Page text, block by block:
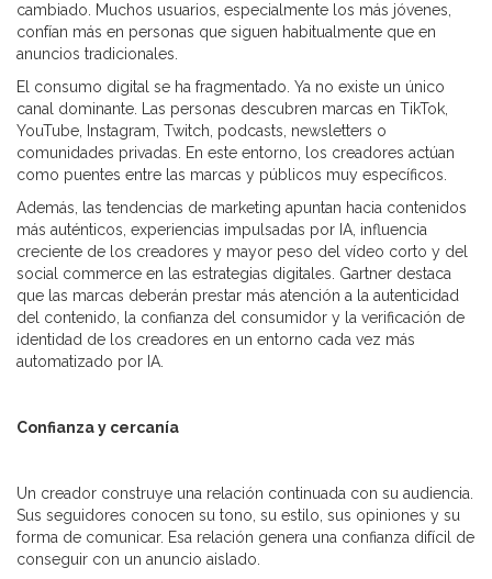
cambiado. Muchos usuarios, especialmente los más jóvenes,
confían más en personas que siguen habitualmente que en
anuncios tradicionales.
El consumo digital se ha fragmentado. Ya no existe un único
canal dominante. Las personas descubren marcas en TikTok,
YouTube, Instagram, Twitch, podcasts, newsletters o
comunidades privadas. En este entorno, los creadores actúan
como puentes entre las marcas y públicos muy específicos.
Además, las tendencias de marketing apuntan hacia contenidos
más auténticos, experiencias impulsadas por IA, influencia
creciente de los creadores y mayor peso del vídeo corto y del
social commerce en las estrategias digitales. Gartner destaca
que las marcas deberán prestar más atención a la autenticidad
del contenido, la confianza del consumidor y la verificación de
identidad de los creadores en un entorno cada vez más
automatizado por IA.
Confianza y cercanía
Un creador construye una relación continuada con su audiencia.
Sus seguidores conocen su tono, su estilo, sus opiniones y su
forma de comunicar. Esa relación genera una confianza difícil de
conseguir con un anuncio aislado.